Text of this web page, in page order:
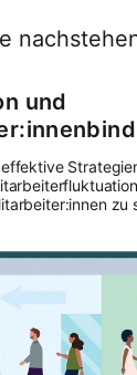
und
zu